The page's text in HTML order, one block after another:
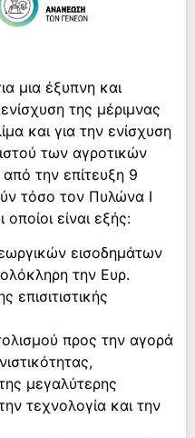
μια έξυπνη και
της μέριμνας
και για την ενίσχυση
των αγροτικών
την επίτευξη 9
τόσο τον Πυλώνα Ι
είναι εξής:
εισοδημάτων
την Ευρ.
επισιτιστικής
προς την αγορά
μεγαλύτερης
τεχνολογία και την